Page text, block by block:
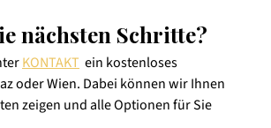
nächsten Schritte?
KONTAKT
  ein kostenloses
oder Wien. Dabei können wir Ihnen
zeigen und alle Optionen für Sie